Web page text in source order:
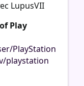
LupusVII
Play
PlayStation
playstation